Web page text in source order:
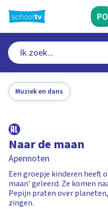
naar
hoofdinhoud
PO
Muziek en dans
Naar de maan
Apennoten
Een groepje kinderen heeft
maan' geleerd. Ze komen
Pepijn praten over
zingen.